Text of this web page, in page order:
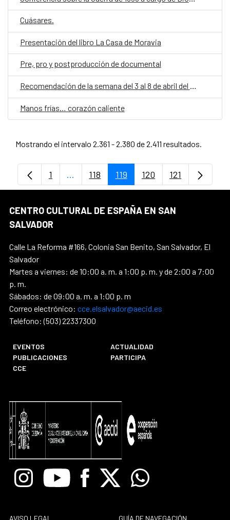
Cuásares.
Presentación del libro La Casa de Moravia
Pre, pro y postproducción de documental
Recomendación de la semana del 3 al 8 de abril del 2017
Manos frías… corazón caliente
Mostrando el intervalo 2.361 - 2.380 de 2.411 resultados.
Página
1 ...Páginas intermedias Use TAB para
Página
118 Página
119 Página
120 Página
121
CENTRO CULTURAL DE ESPAÑA EN SAN
SALVADOR
Calle La Reforma #166, Colonia San Benito, San Salvador, El
Salvador
Martes a viernes: de 10:00 a. m. a 1:00 p. m. y de 2:00 a 7:00
p. m.
Sábados: de 09:00 a. m. a 1:00 p. m
Correo electrónico: cce.elsalvador@aecid.es
Teléfono: (503) 22337300
EVENTOS
ACTUALIDAD
PUBLICACIONES
PARTICIPA
CCE
InstagramYoutube Facebook
X Whatsapp